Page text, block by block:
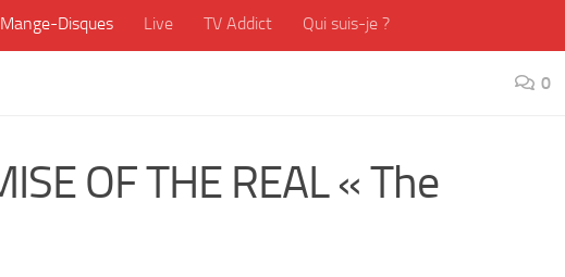
Mange-Disques Live TV Addict Qui suis-je ?
0
OF THE REAL « The